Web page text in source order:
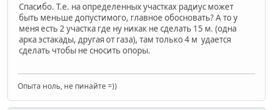
Спасибо. Т.е. на определенных участках радиус может
быть меньше допустимого, главное обосновать? А то у
меня есть 2 участка где ну никак не сделать 15 м. (одна
арка эстакады, другая от газа), там только 4 м удается
сделать чтобы не сносить опоры.
Опыта ноль, не пинайте =))